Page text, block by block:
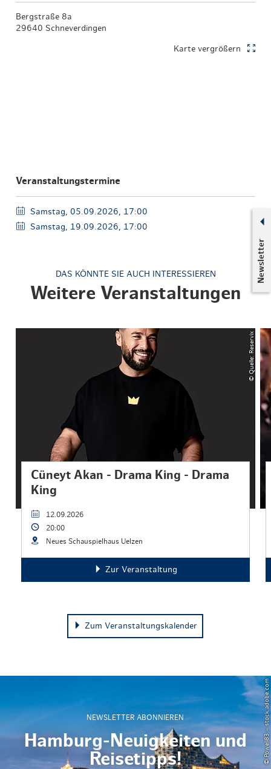
Newsletter
Bergstraße 8a
29640 Schneverdingen
Karte vergrößern
Veranstaltungstermine
Samstag, 05.09.2026, 17:00
Samstag, 19.09.2026, 17:00
DAS KÖNNTE SIE AUCH INTERESSIEREN
Weitere Veranstaltungen
© Quelle: Reservix
Cüneyt Akan - Drama King - Drama
King
12.09.2026
20:00
Neues Schauspielhaus Uelzen
Zur Veranstaltung
Zum Veranstaltungskalender
NEWSLETTER ABONNIEREN
Hamburg-Neuigkeiten und
Reisetipps!
© Powell83 – stock.adobe.com